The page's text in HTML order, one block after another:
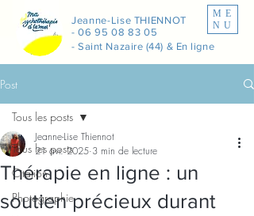
Jeanne-Lise THIENNOT
-06 95 08 83 05
- Saint Nazaire (44) & En ligne
ME
NU
Post
Tous les posts
Citation
Photographie
Tous les posts
Thérapie en ligne : un
soutien précieux durant
Jeanne-Lise Thiennot
21 avr. 2025 3 min de lecture